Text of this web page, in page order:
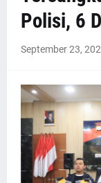
Polisi, 6
September 23,